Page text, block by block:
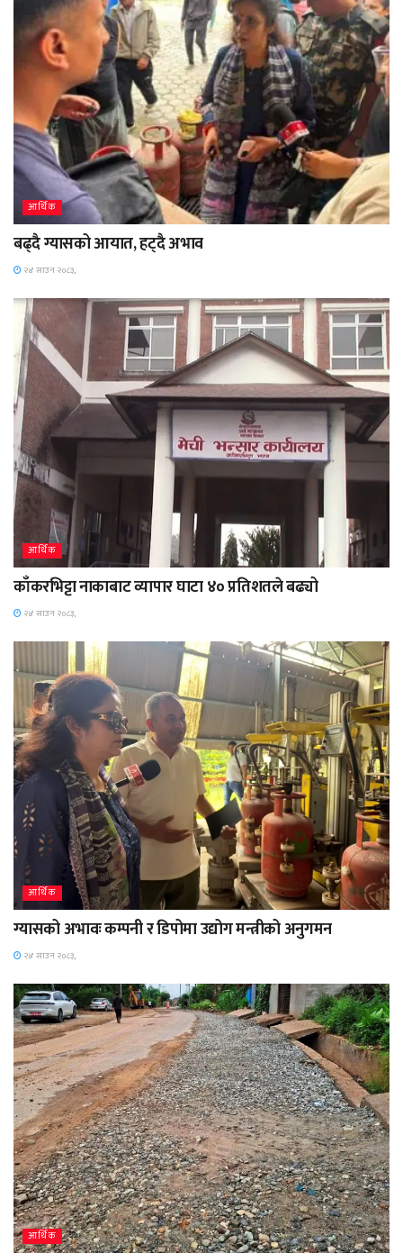
आर्थिक
बढ्दै ग्यासको आयात, हट्दै अभाव
२४ साउन २०८३,
आर्थिक
काँकरभिट्टा नाकाबाट व्यापार घाटा ४० प्रतिशतले बढ्यो
२४ साउन २०८३,
आर्थिक
ग्यासको अभावः कम्पनी र डिपोमा उद्योग मन्त्रीको अनुगमन
२४ साउन २०८३,
आर्थिक